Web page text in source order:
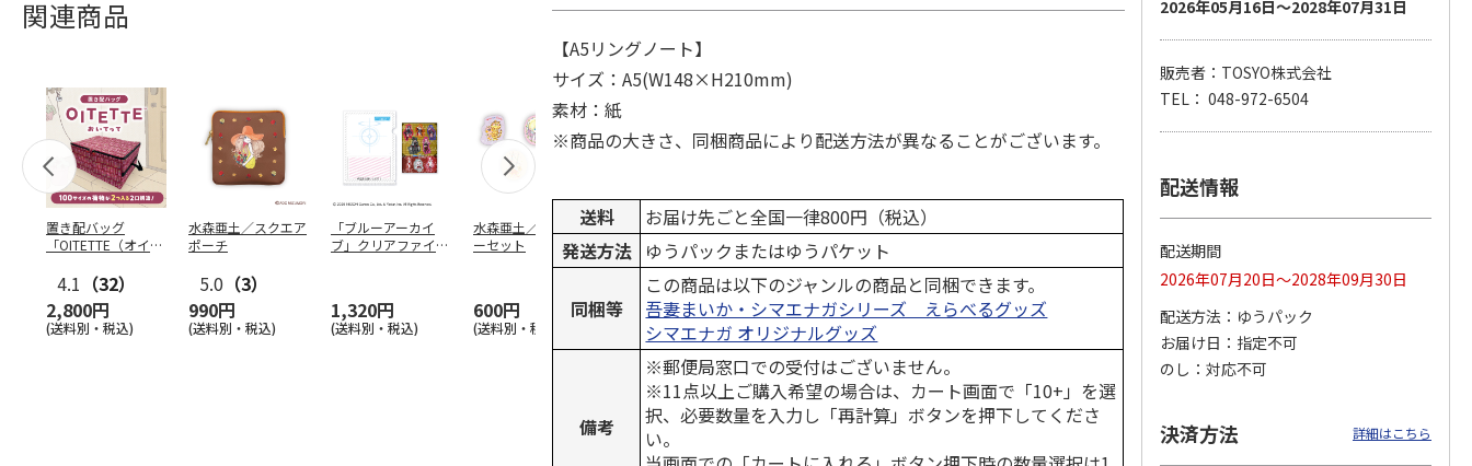
関連商品
置き配バッグ
「OITETTE（オイテ
4.1 （32）
2,800円
(送料別・税込)
水森亜土／スクエア
ポーチ
5.0 （3）
990円
(送料別・税込)
「ブルーアーカイ
ブ」クリアファイル
1,320円
(送料別・税込)
水森亜土／ステッカ
ーセット
600円
(送料別・税込)
リラックマ／マルチ
ケース
5.0（6）
1,100円
(送料別・税込)
ポムポムプリン30th
おもちもちもちマス
コット
2,200円
(送料別・税込)
アニメ『ジョジョの
セッ…
5.0（7）
1,969円
優勝力士純金製小判
605,000円
おもちもちもちクッ
ション
4,950円
(送料別・税込)
【A5リングノート】
サイズ：A5(W148×H210mm)
素材：紙
※商品の大きさ、同梱商品により配送方法が異なることがございます。
送料
お届け先ごと全国一律800円（税込）
発送方法 ゆうパックまたはゆうパケット
同梱等
この商品は以下のジャンルの商品と同梱できます。
吾妻まいか・シマエナガシリーズ えらべるグッズ
シマエナガ オリジナルグッズ
備考
※郵便局窓口での受付はございません。
※11点以上ご購入希望の場合は、カート画面で「10+」を選
択、必要数量を入力し「再計算」ボタンを押下してくださ
い。
2026年05月16日～2028年07月31日
販売者：TOSYO株式会社
TEL： 048-972-6504
配送情報
配送期間
2026年07月20日～2028年09月30日
配送方法
ゆうパック
お届け日
指定不可
のし
対応不可
決済方法 詳細はこちら